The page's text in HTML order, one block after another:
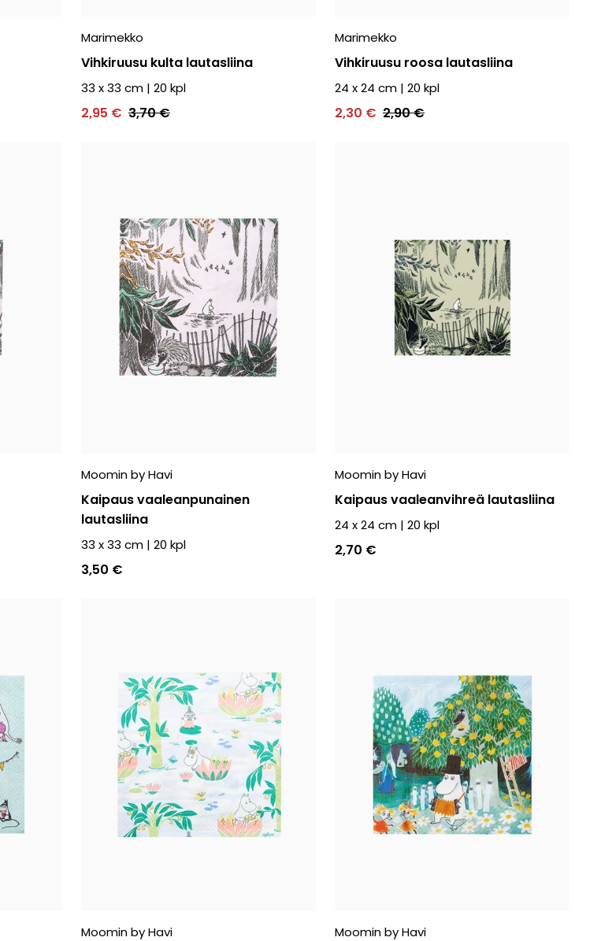
Marimekko
Vihkiruusu kulta lautasliina
33 x 33 cm | 20 kpl
2,95 € 3,70 €
Marimekko
Vihkiruusu roosa lautasliina
24 x 24 cm | 20 kpl
2,30 € 2,90 €
Moomin by Havi
Kaipaus vaaleanpunainen
lautasliina
33 x 33 cm | 20 kpl
3,50 €
Moomin by Havi
Kaipaus vaaleanvihreä lautasliina
24 x 24 cm | 20 kpl
2,70 €
Moomin by Havi Moomin by Havi